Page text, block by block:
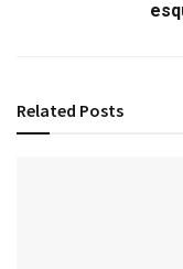
Related Posts